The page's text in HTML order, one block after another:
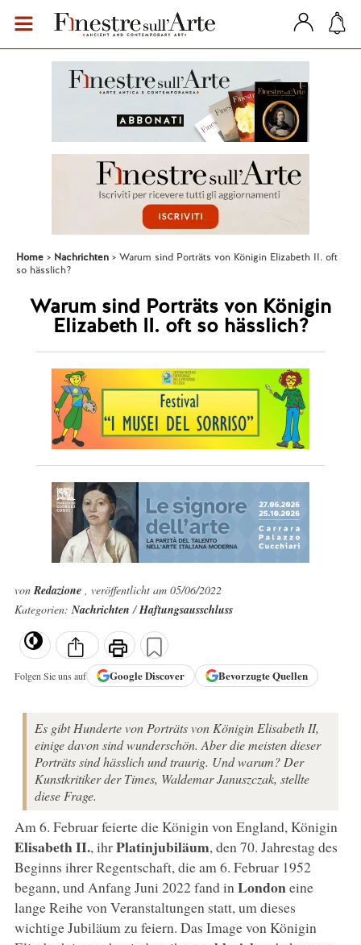
Home Nachrichten
Warum sind Porträts von Königin Elizabeth II. oft
so hässlich?
Warum sind Porträts von Königin
Elizabeth II. oft so hässlich?
vonRedazione , veröffentlicht am 05/06/2022
Kategorien:Nachrichten/Haftungsausschluss
Folgen Sie uns auf GoogleDiscover Bevorzugte Quellen
Es gibt Hunderte von Porträts von Königin Elisabeth II,
einige davon sind wunderschön. Aber die meisten dieser
Porträts sind hässlich und traurig. Und warum? Der
Kunstkritiker der Times, Waldemar Januszczak, stellte
diese Frage.
Am 6. Februar feierte die Königin von England, Königin
Elisabeth II., ihrPlatinjubiläum, den 70. Jahrestag des
Beginns ihrer Regentschaft, die am 6. Februar 1952
begann, und Anfang Juni 2022 fand in Londoneine
lange Reihe von Veranstaltungen statt, um dieses
wichtige Jubiläum zu feiern. Das Image von Königin